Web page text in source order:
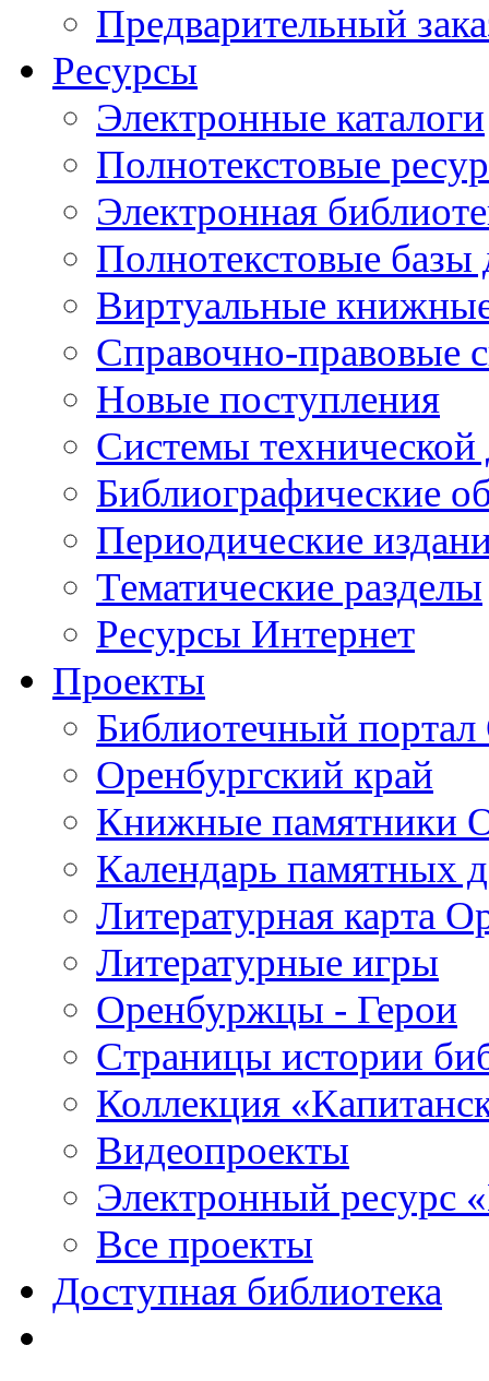
Предварительный
Ресурсы
Электронные каталоги
Полнотекстовые
Электронная
Полнотекстовые
Виртуальные
Справочно-правовые
Новые поступления
Cистемы
Библиографические
Периодические
Тематические разделы
Ресурсы Интернет
Проекты
Библиотечный портал
Оренбургский край
Книжные памятники
Календарь памятных
Литературная карта
Литературные игры
Оренбуржцы - Герои
Страницы истории
Коллекция
Видеопроекты
Электронный ресурс
Все проекты
Доступная библиотека